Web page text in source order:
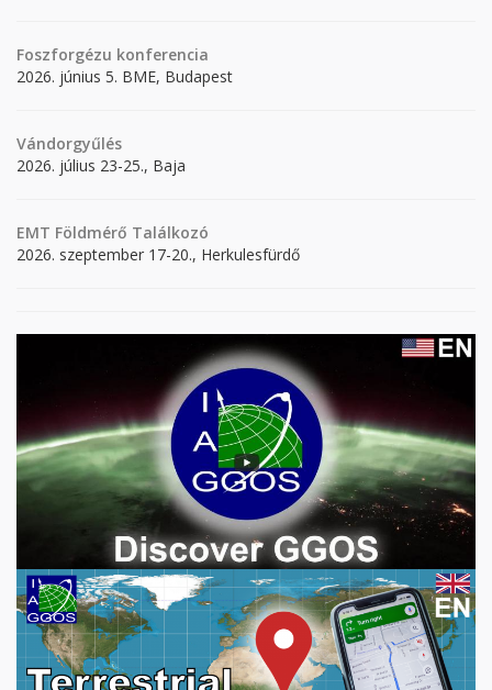
Foszforgézu konferencia
2026. június 5. BME, Budapest
Vándorgyűlés
2026. július 23-25., Baja
EMT Földmérő Találkozó
2026. szeptember 17-20., Herkulesfürdő